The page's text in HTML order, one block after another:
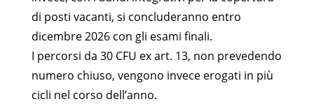
di posti vacanti, si concluderanno entro
dicembre 2026 con gli esami finali.
I percorsi da 30 CFU ex art. 13, non prevedendo
numero chiuso, vengono invece erogati in più
cicli nel corso dell’anno.